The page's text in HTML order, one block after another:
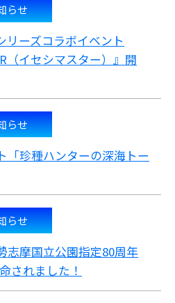
らせ
リーズコラボイベント
（イセシマスター）』開
らせ
「珍種ハンターの深海トー
らせ
志摩国立公園指定80周年
されました！